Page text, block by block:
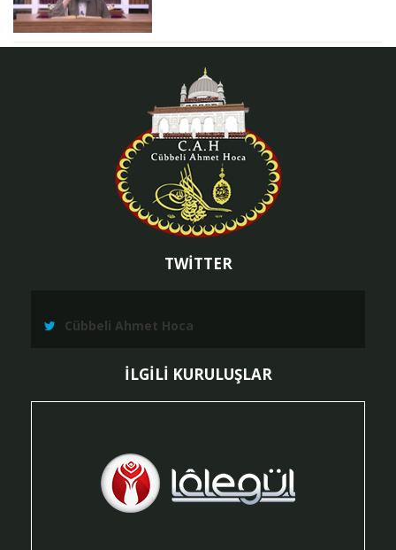
TWİTTER
Cübbeli Ahmet Hoca
İLGİLİ KURULUŞLAR